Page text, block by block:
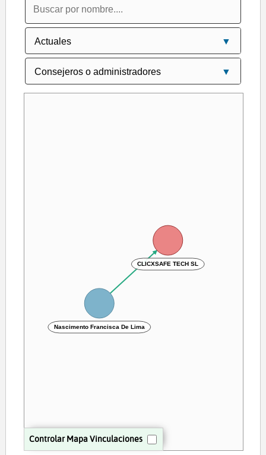
Controlar Mapa Vinculaciones
CLICXSAFE TECH SL
Nascimento Francisca De Lima